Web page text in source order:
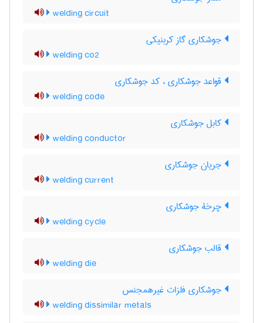
welding circuit
جوشکاری گاز کربنیکی
welding co2
قواعد جوشکاری ، کد جوشکاری
welding code
کابل جوشکاری
welding conductor
جریان جوشکاری
welding current
چرخۀ جوشکاری
welding cycle
قالب جوشکاری
welding die
جوشکاری فلزات غیرهمجنس
welding dissimilar metals